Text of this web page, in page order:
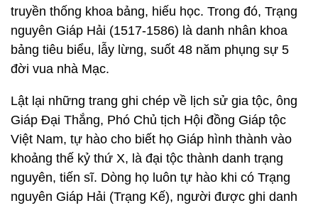
truyền thống khoa bảng, hiếu học. Trong đó, Trạng
nguyên Giáp Hải (1517-1586) là danh nhân khoa
bảng tiêu biểu, lẫy lừng, suốt 48 năm phụng sự 5
đời vua nhà Mạc.
Lật lại những trang ghi chép về lịch sử gia tộc, ông
Giáp Đại Thắng, Phó Chủ tịch Hội đồng Giáp tộc
Việt Nam, tự hào cho biết họ Giáp hình thành vào
khoảng thế kỷ thứ X, là đại tộc thành danh trạng
nguyên, tiến sĩ. Dòng họ luôn tự hào khi có Trạng
nguyên Giáp Hải (Trạng Kế), người được ghi danh